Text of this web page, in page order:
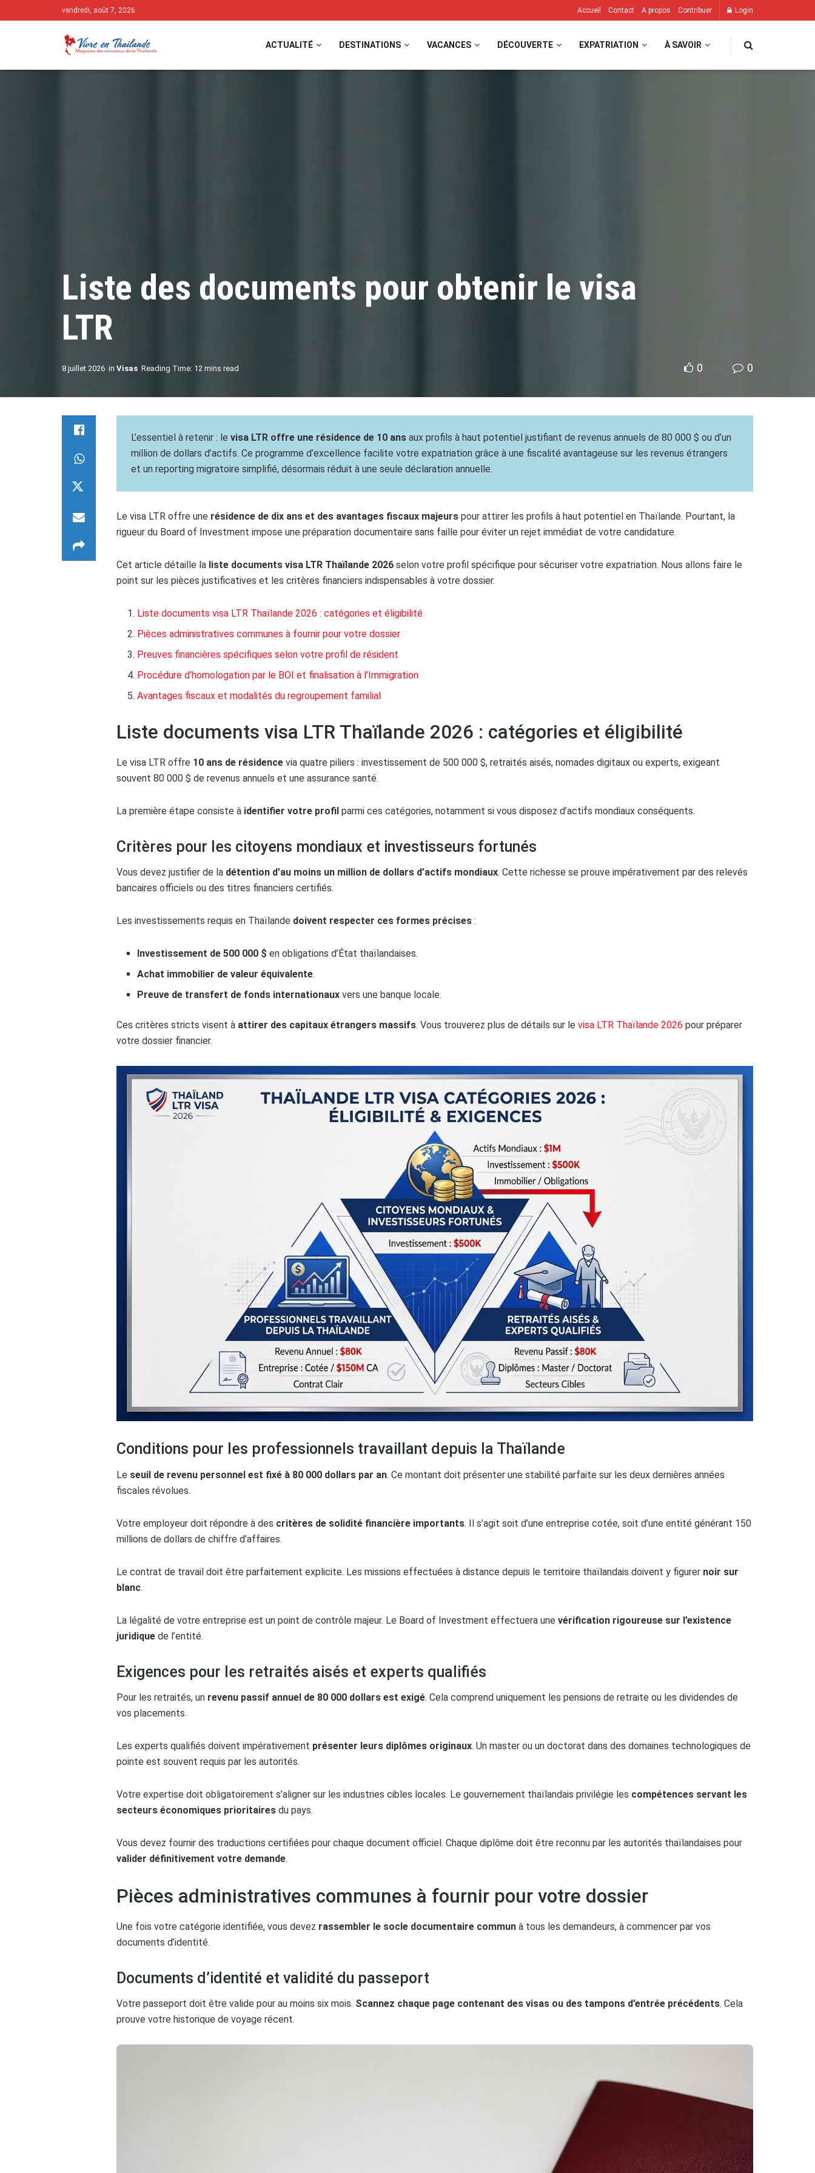
vendredi, août 7, 2026 Accueil Contact A propos Contribuer Login
ACTUALITÉ DESTINATIONS VACANCES DÉCOUVERTE EXPATRIATION À SAVOIR
Liste des documents pour obtenir le visa
LTR
8 juillet 2026 in Visas Reading Time: 12 mins read 0 0
L’essentiel à retenir : le visa LTR offre une résidence de 10 ans aux profils à haut potentiel justifiant de revenus annuels de 80 000 $ ou d’un
million de dollars d’actifs. Ce programme d’excellence facilite votre expatriation grâce à une fiscalité avantageuse sur les revenus étrangers
et un reporting migratoire simplifié, désormais réduit à une seule déclaration annuelle.
Le visa LTR offre une résidence de dix ans et des avantages fiscaux majeurs pour attirer les profils à haut potentiel en Thaïlande. Pourtant, la
rigueur du Board of Investment impose une préparation documentaire sans faille pour éviter un rejet immédiat de votre candidature.
Cet article détaille la liste documents visa LTR Thaïlande 2026 selon votre profil spécifique pour sécuriser votre expatriation. Nous allons faire le
point sur les pièces justificatives et les critères financiers indispensables à votre dossier.
Liste documents visa LTR Thaïlande 2026 : catégories et éligibilité
Pièces administratives communes à fournir pour votre dossier
Preuves financières spécifiques selon votre profil de résident
Procédure d’homologation par le BOI et finalisation à l’Immigration
Avantages fiscaux et modalités du regroupement familial
Liste documents visa LTR Thaïlande 2026 : catégories et éligibilité
Le visa LTR offre 10 ans de résidence via quatre piliers : investissement de 500 000 $, retraités aisés, nomades digitaux ou experts, exigeant
souvent 80 000 $ de revenus annuels et une assurance santé.
La première étape consiste à identifier votre profil parmi ces catégories, notamment si vous disposez d’actifs mondiaux conséquents.
Critères pour les citoyens mondiaux et investisseurs fortunés
Vous devez justifier de la détention d’au moins un million de dollars d’actifs mondiaux. Cette richesse se prouve impérativement par des relevés
bancaires officiels ou des titres financiers certifiés.
Les investissements requis en Thaïlande doivent respecter ces formes précises :
Investissement de 500 000 $ en obligations d’État thaïlandaises.
Achat immobilier de valeur équivalente.
Preuve de transfert de fonds internationaux vers une banque locale.
Ces critères stricts visent à attirer des capitaux étrangers massifs. Vous trouverez plus de détails sur le visa LTR Thaïlande 2026 pour préparer
votre dossier financier.
Conditions pour les professionnels travaillant depuis la Thaïlande
Le seuil de revenu personnel est fixé à 80 000 dollars par an. Ce montant doit présenter une stabilité parfaite sur les deux dernières années
fiscales révolues.
Votre employeur doit répondre à des critères de solidité financière importants. Il s’agit soit d’une entreprise cotée, soit d’une entité générant 150
millions de dollars de chiffre d’affaires.
Le contrat de travail doit être parfaitement explicite. Les missions effectuées à distance depuis le territoire thaïlandais doivent y figurer noir sur
blanc.
La légalité de votre entreprise est un point de contrôle majeur. Le Board of Investment effectuera une vérification rigoureuse sur l’existence
juridique de l’entité.
Exigences pour les retraités aisés et experts qualifiés
Pour les retraités, un revenu passif annuel de 80 000 dollars est exigé. Cela comprend uniquement les pensions de retraite ou les dividendes de
vos placements.
Les experts qualifiés doivent impérativement présenter leurs diplômes originaux. Un master ou un doctorat dans des domaines technologiques de
pointe est souvent requis par les autorités.
Votre expertise doit obligatoirement s’aligner sur les industries cibles locales. Le gouvernement thaïlandais privilégie les compétences servant les
secteurs économiques prioritaires du pays.
Vous devez fournir des traductions certifiées pour chaque document officiel. Chaque diplôme doit être reconnu par les autorités thaïlandaises pour
valider définitivement votre demande.
Pièces administratives communes à fournir pour votre dossier
Une fois votre catégorie identifiée, vous devez rassembler le socle documentaire commun à tous les demandeurs, à commencer par vos
documents d’identité.
Documents d’identité et validité du passeport
Votre passeport doit être valide pour au moins six mois. Scannez chaque page contenant des visas ou des tampons d’entrée précédents. Cela
prouve votre historique de voyage récent.